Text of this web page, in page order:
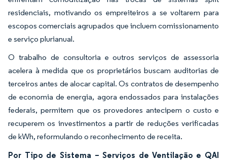
residenciais, motivando os empreiteiros a se voltarem para
escopos comerciais agrupados que incluem comissionamento
e serviço plurianual.
O trabalho de consultoria e outros serviços de assessoria
acelera à medida que os proprietários buscam auditorias de
terceiros antes de alocar capital. Os contratos de desempenho
de economia de energia, agora endossados para instalações
federais, permitem que os provedores antecipem o custo e
recuperem os investimentos a partir de reduções verificadas
de kWh, reformulando o reconhecimento de receita.
Por Tipo de Sistema – Serviços de Ventilação e QAI